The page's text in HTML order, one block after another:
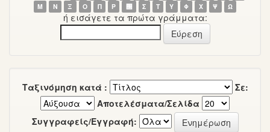
Μ
Ν Ξ Ο Π Ρ ΢ Σ Τ Υ Φ Χ Ψ Ω
ή εισάγετε τα πρώτα γράμματα:
Ταξινόμηση κατά :
Σε:
Αποτελέσματα/Σελίδα
Συγγραφείς/Εγγραφή: